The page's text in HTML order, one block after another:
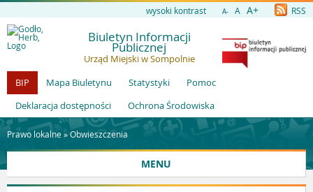
wysoki kontrast A- A A+ RSS
Biuletyn Informacji
Publicznej
Urząd Miejski w Sompolnie
BIP
Mapa Biuletynu Statystyki
Pomoc
Deklaracja dostępności
Ochrona Środowiska
Prawo lokalne »Obwieszczenia
MENU